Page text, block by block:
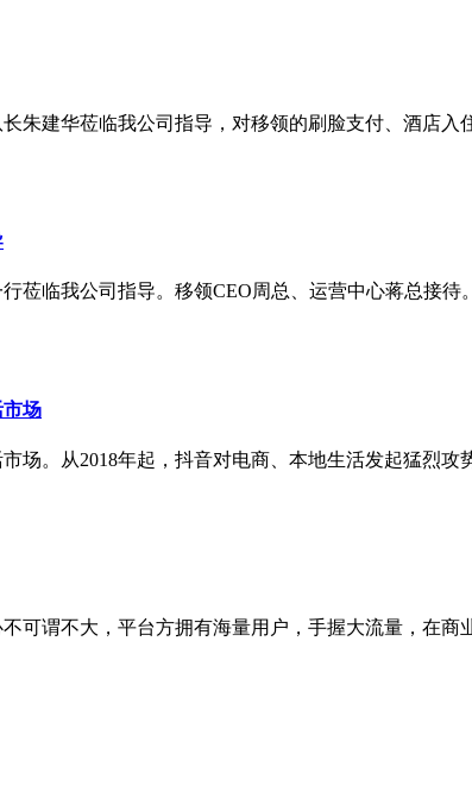
朱建华莅临我公司指导，对移领的刷脸支付、酒店
莅临我公司指导。移领CEO周总、运营中心蒋总接
场
场。从2018年起，抖音对电商、本地生活发起猛烈攻
可谓不大，平台方拥有海量用户，手握大流量，在